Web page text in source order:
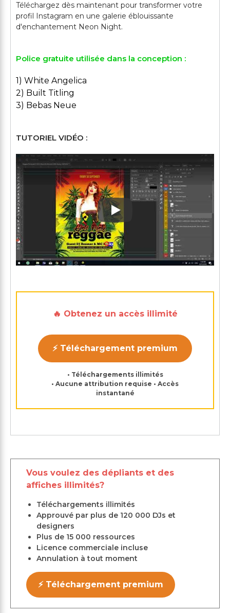
Téléchargez dès maintenant pour transformer votre
profil Instagram en une galerie éblouissante
Police gratuite utilisée dans la conception :
1) White Angelica
2) Built Titling
3) Bebas Neue
TUTORIEL VIDÉO :
Play: Keynote (Google I/O
🔥 Obtenez un accès illimité
⚡ Téléchargement premium
• Téléchargements illimités
• Aucune attribution requise • Accès
instantané
Vous voulez des dépliants et des
affiches illimités?
Téléchargements illimités
Approuvé par plus de 120 000 DJs et
designers
Plus de 15 000 ressources
Licence commerciale incluse
Annulation à tout moment
⚡ Téléchargement premium